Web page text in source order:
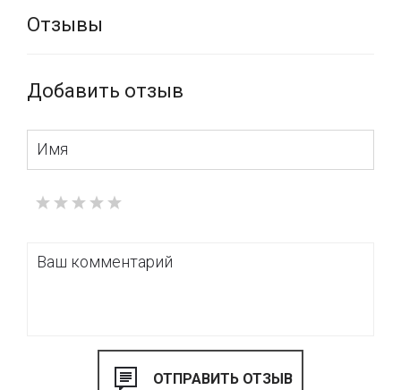
Отзывы
Добавить отзыв